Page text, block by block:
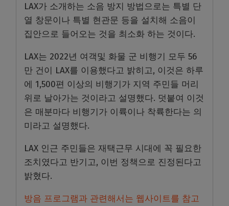
LAX가 소개하는 소음 방지 방법으로는 특별 단
열 창문이나 특별 현관문 등을 설치해 소음이
집안으로 들어오는 것을 최소화 하는 것이다.
LAX는 2022년 여객및 화물 군 비행기 모두 56
만 건이 LAX를 이용했다고 밝히고, 이것은 하루
에 1,500편 이상의 비행기가 지역 주민들 머리
위로 날아가는 것이라고 설명했다. 덧붙여 이것
은 매분마다 비행기가 이륙이나 착륙한다는 의
미라고 설명했다.
LAX 인근 주민들은 재택근무 시대에 꼭 필요한
조치였다고 반기고, 이번 정책으로 진정된다고
밝혔다.
방음 프로그램과 관련해서는 웹사이트를 참고